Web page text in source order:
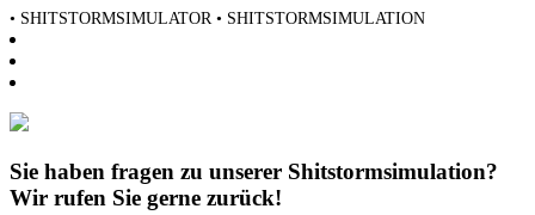
• SHITSTORMSIMULATOR • SHITSTORMSIMULATION
Sie haben fragen zu unserer Shitstormsimulation?
Wir rufen Sie gerne zurück!